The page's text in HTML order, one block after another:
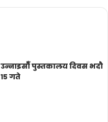
उन्नाइसौँ पुस्तकालय दिवस भदौ
१५ गते